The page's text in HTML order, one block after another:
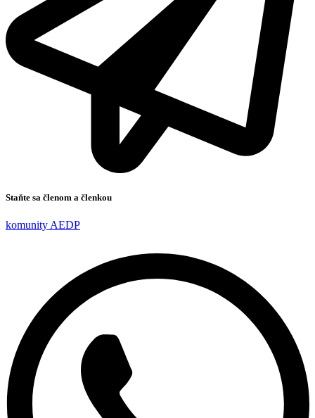
Staňte sa členom a členkou
komunity AEDP